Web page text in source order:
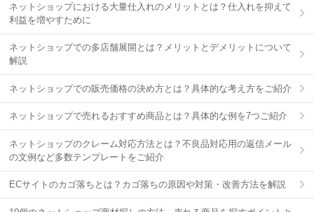
ネットショップにおける大量仕入れのメリットとは？仕入れを抑えて
利益を増やすために
ネットショップでの多店舗展開とは？メリットとデメリットについて
解説
ネットショップでの販売価格の決め方とは？具体的な考え方をご紹介
ネットショップで売れるおすすめ商品とは？具体的な例を7つご紹介
ネットショップのクレーム対応方法とは？不良品対応用の返信メール
の文例など多数テンプレートをご紹介
ECサイトのカゴ落ちとは？カゴ落ちの原因や対策・改善方法を解説